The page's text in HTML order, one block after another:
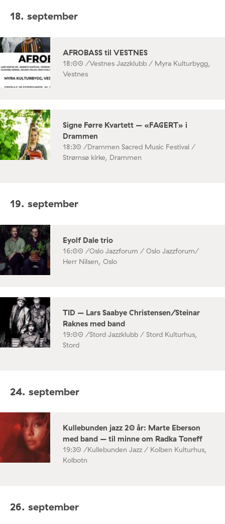
18. september
AFROBASS til VESTNES
18:00 /Vestnes Jazzklubb / Myra Kulturbygg,
Vestnes
Signe Førre Kvartett – «FAGERT» i
Drammen
18:30 /Drammen Sacred Music Festival /
Strømsø kirke, Drammen
19. september
Eyolf Dale trio
16:00 /Oslo Jazzforum / Oslo Jazzforum/
Herr Nilsen, Oslo
TID – Lars Saabye Christensen/Steinar
Raknes med band
19:00 /Stord Jazzklubb / Stord Kulturhus,
Stord
24. september
Kullebunden jazz 20 år: Marte Eberson
med band – til minne om Radka Toneff
19:30 /Kullebunden Jazz / Kolben Kulturhus,
Kolbotn
26. september